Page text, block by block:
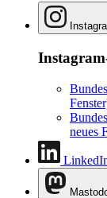
neues